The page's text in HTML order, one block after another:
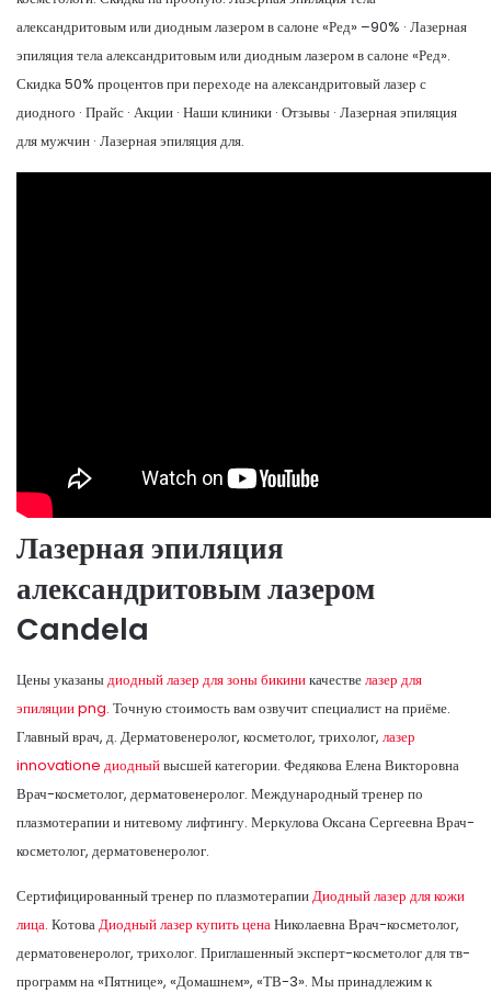
александритовым или диодным лазером в салоне «Ред» –90% · Лазерная
эпиляция тела александритовым или диодным лазером в салоне «Ред».
Скидка 50% процентов при переходе на александритовый лазер с
диодного · Прайс · Акции · Наши клиники · Отзывы · Лазерная эпиляция
для мужчин · Лазерная эпиляция для.
Лазерная эпиляция
александритовым лазером
Candela
Цены указаныдиодный лазер для зоны бикиникачествелазер для
эпиляции png. Точную стоимость вам озвучит специалист на приёме.
Главный врач, д. Дерматовенеролог, косметолог, трихолог, лазер
innovatione диодныйвысшей категории. Федякова Елена Викторовна
Врач-косметолог, дерматовенеролог. Международный тренер по
плазмотерапии и нитевому лифтингу. Меркулова Оксана Сергеевна Врач-
косметолог, дерматовенеролог.
Сертифицированный тренер по плазмотерапииДиодный лазер для кожи
лица. КотоваДиодный лазер купить ценаНиколаевна Врач-косметолог,
дерматовенеролог, трихолог. Приглашенный эксперт-косметолог для тв-
программ на «Пятнице», «Домашнем», «ТВ-3». Мы принадлежим к